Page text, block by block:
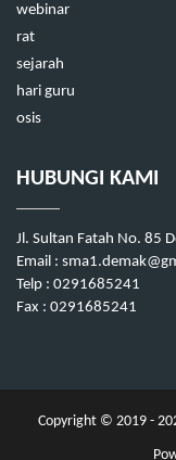
webinar
rat
sejarah
hari guru
osis
HUBUNGI KAMI
Jl. Sultan Fatah No. 85
Email :
Telp : 0291685241
Fax : 0291685241
Copyright © 2019 -